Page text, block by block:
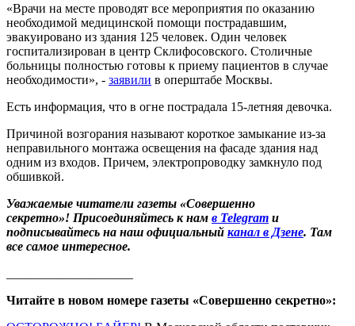
«Врачи на месте проводят все мероприятия по оказанию
необходимой медицинской помощи пострадавшим,
эвакуировано из здания 125 человек. Один человек
госпитализирован в центр Склифосовского. Столичные
больницы полностью готовы к приему пациентов в случае
необходимости», - заявили в оперштабе Москвы.
Есть информация, что в огне пострадала 15-летняя девочка.
Причиной возгорания называют короткое замыкание из-за
неправильного монтажа освещения на фасаде здания над
одним из входов. Причем, электропроводку замкнуло под
обшивкой.
Уважаемые читатели газеты «Совершенно
секретно»! Присоединяйтесь к нам в Telegram и
подписывайтесь на наш официальный канал в Дзене. Там
все самое интересное.
Читайте в новом номере газеты «Совершенно секретно»: